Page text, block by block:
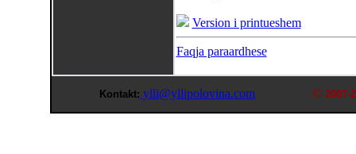
Version i printueshem
Faqja paraardhese
Kontakt: ylli@yllipolovina.com © 2007-